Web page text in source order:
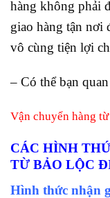
hàng không phải
giao hàng tận nơi
vô cùng tiện lợi
– Có thể bạn
Vận chuyển hàng
CÁC HÌNH
TỪ BẢO LỘC
Hình thức nhận